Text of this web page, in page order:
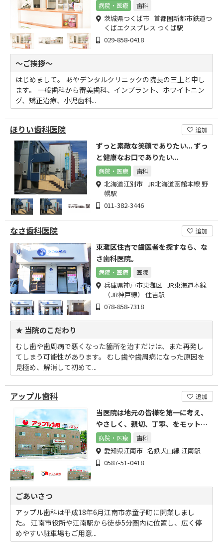
病院・医療 歯科
茨城県つくば市 首都圏新都市鉄道つ
くばエクスプレス つくば駅
029-858-0418
～ご挨拶～
はじめまして。 あやデンタルクリニックの院長の三上と申し
ます。 一般歯科から審美歯科、インプラント、ホワイトニン
グ、矯正治療、小児歯科...
ほりい歯科医院 追加
ずっと素敵な笑顔でありたい... ずっ
と健康なお口でありたい...
病院・医療 歯科
北海道江別市 JR北海道函館本線 野
幌駅
011-382-3446
なさ歯科医院 追加
東灘区住吉で歯医者を探すなら、な
さ歯科医院。
病院・医療 医院
兵庫県神戸市東灘区 JR東海道本線
（JR神戸線） 住吉駅
078-858-7318
★ 当院のこだわり
むし歯や歯周病で悪くなった箇所を治すだけは、また再発し
てしまう可能性があります。 むし歯や歯周病になった原因を
見極め、解消して初めて...
アップル歯科 追加
当医院は地元の皆様を第一に考え、
やさしく、親切、丁寧、をモットー
としております。
病院・医療 歯科
愛知県江南市 名鉄犬山線 江南駅
0587-51-0418
ごあいさつ
アップル歯科は平成18年6月江南市赤童子町に開業しまし
た。 江南市役所や江南駅から徒歩5分圏内に位置し、広く停
めやすい駐車場もご用意...